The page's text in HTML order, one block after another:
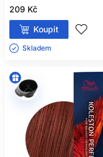
209 Kč
Koupit
Skladem ㅤ